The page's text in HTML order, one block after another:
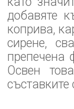
добавяте
коприва,
сирене,
препечена
Освен
съставките